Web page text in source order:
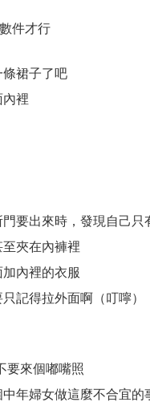
件才行
裙子了吧
裡
要出來時，發現自己只
夾在內褲裡
內裡的衣服
記得拉外面啊（叮嚀）
要來個嘟嘴照
年婦女做這麼不合宜的